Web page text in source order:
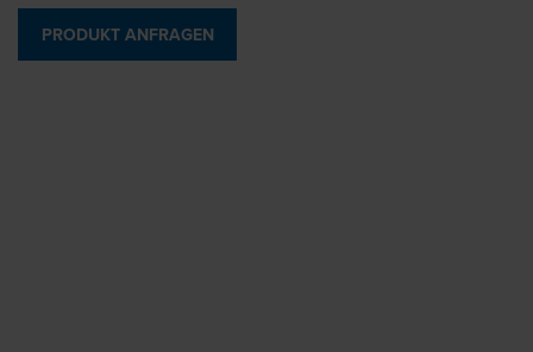
PRODUKT ANFRAGEN